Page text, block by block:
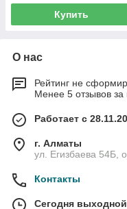
Купить
О нас
Рейтинг не
Менее 5 отзывов за
Работает с
г. Алматы
ул. Егизбаева 54Б,
Контакты
Сегодня выходной